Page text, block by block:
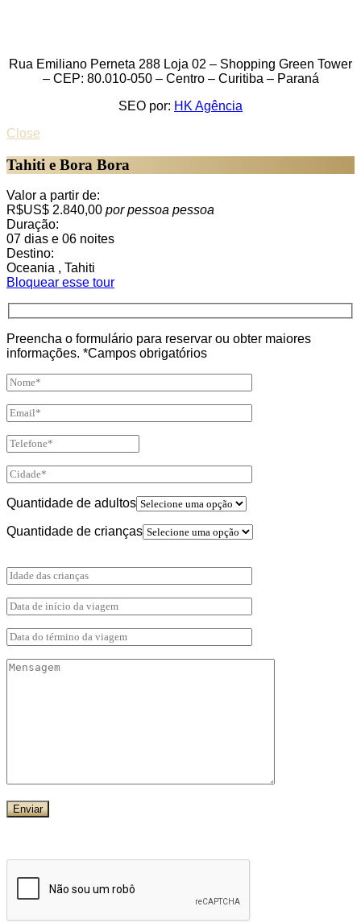
Rua Emiliano Perneta 288 Loja 02 – Shopping Green Tower
– CEP: 80.010-050 – Centro – Curitiba – Paraná
SEO por: HK Agência
Close
Tahiti e Bora Bora
Valor a partir de:
R$US$ 2.840,00 por pessoa pessoa
Duração:
07 dias e 06 noites
Destino:
Oceania , Tahiti
Bloquear esse tour
Preencha o formulário para reservar ou obter maiores
informações. *Campos obrigatórios
Quantidade de adultos
Quantidade de crianças